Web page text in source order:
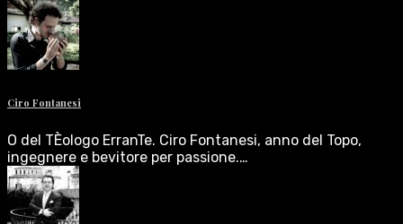
Ciro Fontanesi
O del TÈologo ErranTe. Ciro Fontanesi, anno del Topo,
ingegnere e bevitore per passione.…